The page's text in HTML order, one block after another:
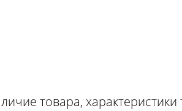
товара,